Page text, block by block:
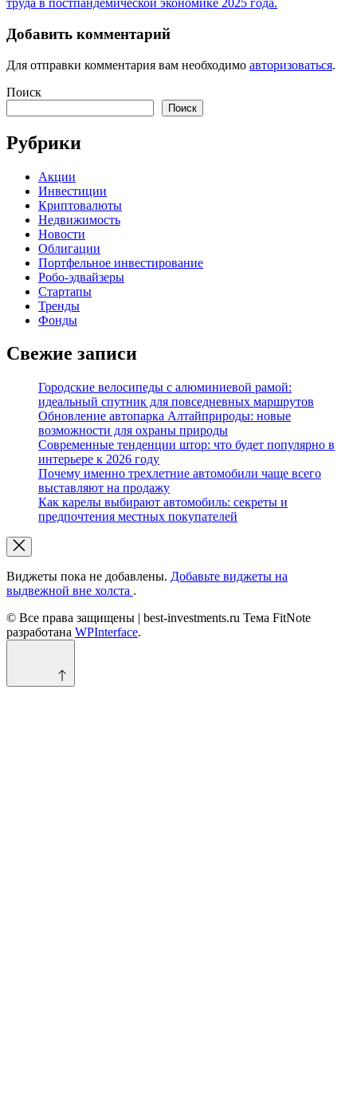
труда в постпандемической экономике 2025 года.
Добавить комментарий
Для отправки комментария вам необходимо авторизоваться.
Поиск
Поиск
Рубрики
Акции
Инвестиции
Криптовалюты
Недвижимость
Новости
Облигации
Портфельное инвестирование
Робо-эдвайзеры
Стартапы
Тренды
Фонды
Свежие записи
Городские велосипеды с алюминиевой рамой:
идеальный спутник для повседневных маршрутов
Обновление автопарка Алтайприроды: новые
возможности для охраны природы
Современные тенденции штор: что будет популярно в
интерьере к 2026 году
Почему именно трехлетние автомобили чаще всего
выставляют на продажу
Как карелы выбирают автомобиль: секреты и
предпочтения местных покупателей
Виджеты пока не добавлены. Добавьте виджеты на
выдвежной вне холста .
© Все права защищены | best-investments.ru Тема FitNote
разработана WPInterface.